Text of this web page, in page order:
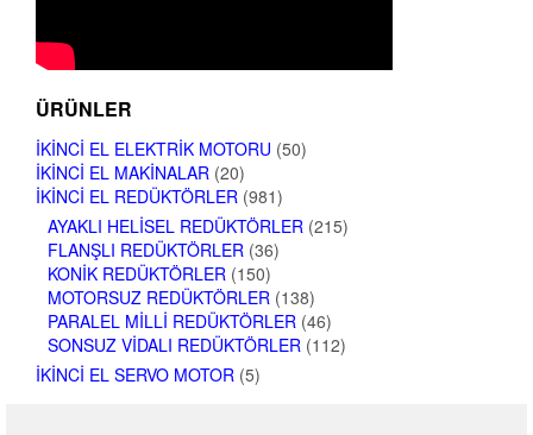
ÜRÜNLER
İKINCI EL ELEKTRIK MOTORU (50)
İKINCI EL MAKINALAR (20)
İKINCI EL REDÜKTÖRLER (981)
AYAKLI HELISEL REDÜKTÖRLER (215)
FLANŞLI REDÜKTÖRLER (36)
KONIK REDÜKTÖRLER (150)
MOTORSUZ REDÜKTÖRLER (138)
PARALEL MILLI REDÜKTÖRLER (46)
SONSUZ VIDALI REDÜKTÖRLER (112)
İKINCI EL SERVO MOTOR (5)